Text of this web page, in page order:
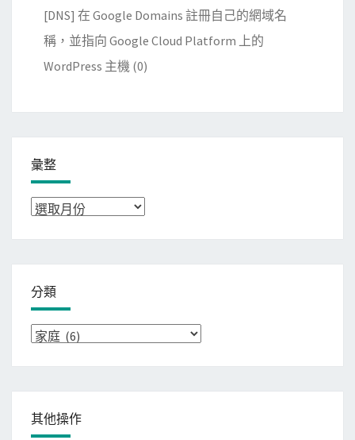
[DNS] 在 Google Domains 註冊自己的網域名
稱，並指向 Google Cloud Platform 上的
WordPress 主機 (0)
彙整
彙
分類
分
其他操作